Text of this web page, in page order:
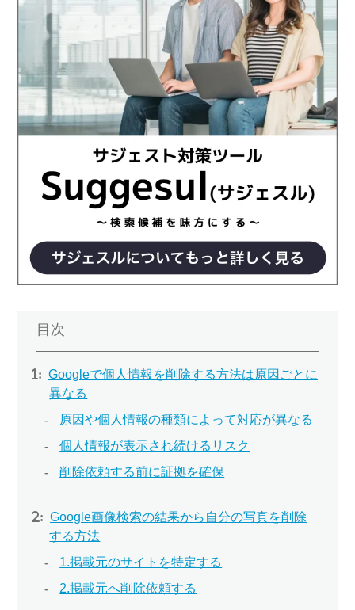
目次
Googleで個人情報を削除する方法は原因ごとに
異なる
原因や個人情報の種類によって対応が異なる
個人情報が表示され続けるリスク
削除依頼する前に証拠を確保
Google画像検索の結果から自分の写真を削除
する方法
1.掲載元のサイトを特定する
2.掲載元へ削除依頼する